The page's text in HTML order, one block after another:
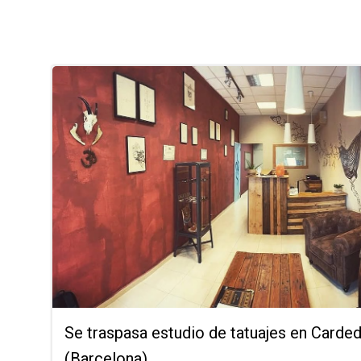
Se traspasa estudio de tatuajes en